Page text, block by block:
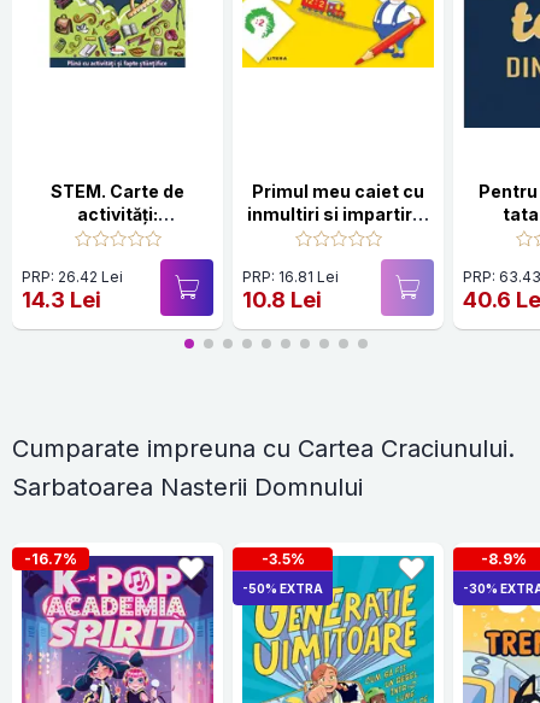
STEM. Carte de
activități:
Matematică
PRP: 26.42 Lei
14.3 Lei
Primul meu caiet cu
inmultiri si impartiri -
Clasa 2
PRP: 16.81 Lei
10.8 Lei
PRP:
40.6
Cumparate impreuna cu Cartea Craciunului.
Sarbatoarea Nasterii Domnului
-16.7% -3.5%
-50% EXTRA
-8.9%
-30%